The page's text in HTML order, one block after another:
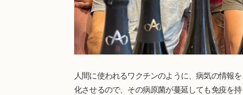
人間に使われるワクチンのように、病気の情報
化させるので、その病原菌が蔓延しても免疫を持